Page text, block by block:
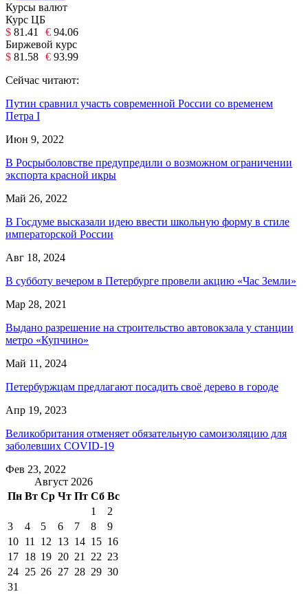
Курсы валют
Курс ЦБ
$ 81.41 € 94.06
Биржевой курс
$ 81.58 € 93.99
Сейчас читают:
Путин сравнил участь современной России со временем
Петра I
Июн 9, 2022
В Росрыболовстве предупредили о возможном ограничении
экспорта красной икры
Май 26, 2022
В Госдуме высказали идею ввести школьную форму в стиле
императорской России
Авг 18, 2024
В субботу вечером в Петербурге провели акцию «Час Земли»
Мар 28, 2021
Выдано разрешение на строительство автовокзала у станции
метро «Купчино»
Май 11, 2024
Петербуржцам предлагают посадить своё дерево в городе
Апр 19, 2023
Великобритания отменяет обязательную самоизоляцию для
заболевших COVID-19
Фев 23, 2022
Август 2026
Пн Вт Ср Чт Пт Сб Вс
1
2
3
4 5 6 7 8
9
10 11 12 13 14 15 16
17 18 19 20 21 22 23
24 25 26 27 28 29 30
31